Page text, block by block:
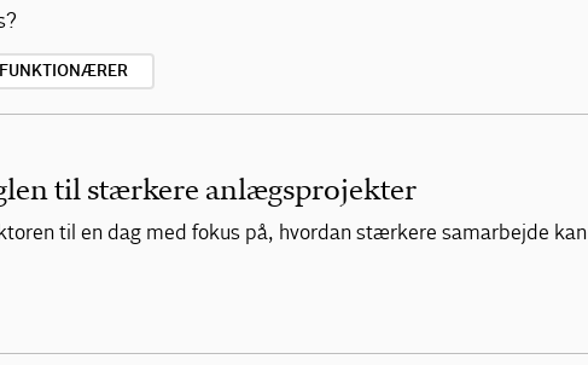
FUNKTIONÆRER
til stærkere anlægsprojekter
til en dag med fokus på, hvordan stærkere samarbejde kan